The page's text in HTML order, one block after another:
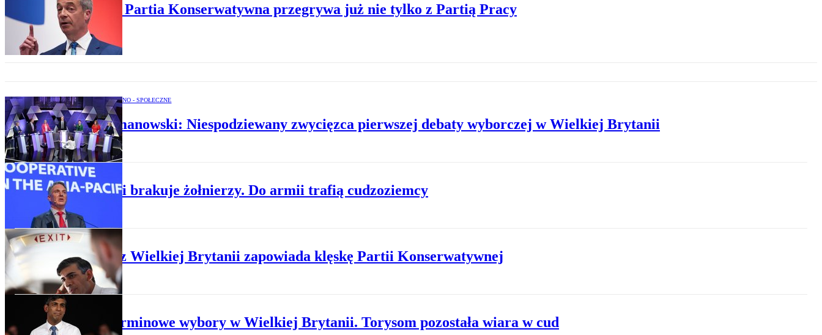
Sondaż: Partia Konserwatywna przegrywa już nie tylko z Partią Pracy
OPINIE POLITYCZNO - SPOŁECZNE
Jan Romanowski: Niespodziewany zwycięzca pierwszej debaty wyborczej w Wielkiej Brytanii
POLITYKA
Australii brakuje żołnierzy. Do armii trafią cudzoziemcy
POLITYKA
Sondaż z Wielkiej Brytanii zapowiada klęskę Partii Konserwatywnej
Przedterminowe wybory w Wielkiej Brytanii. Torysom pozostała wiara w cud